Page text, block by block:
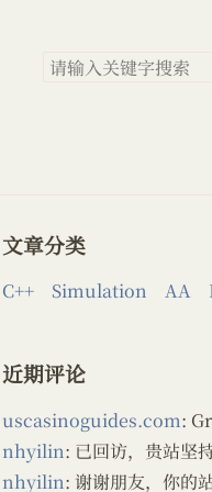
文章分类
C++ Simulation AA
近期评论
uscasinoguides.com:
nhyilin: 已回访，贵站坚
nhyilin: 谢谢朋友，你的